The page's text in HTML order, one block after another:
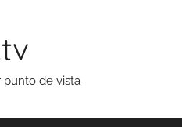
punto de vista